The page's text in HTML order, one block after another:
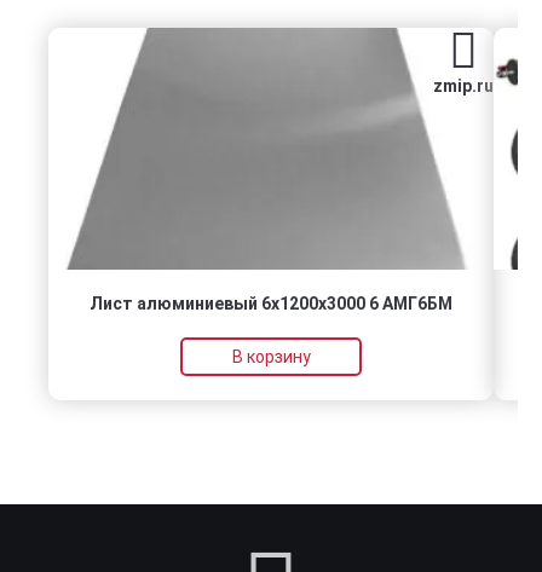
zmip.ru
Лист алюминиевый 6х1200х3000 6 АМГ6БМ
В корзину